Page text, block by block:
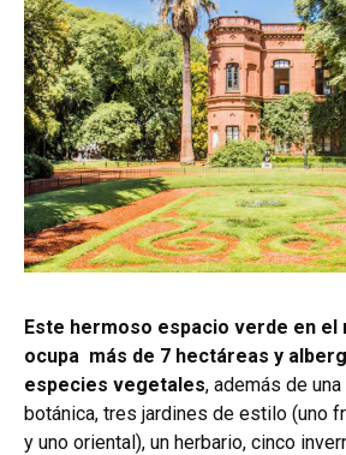
Este hermoso espacio verde en el
ocupa más de 7 hectáreas y
especies vegetales, además de
botánica, tres jardines de estilo (uno
y uno oriental), un herbario, cinco